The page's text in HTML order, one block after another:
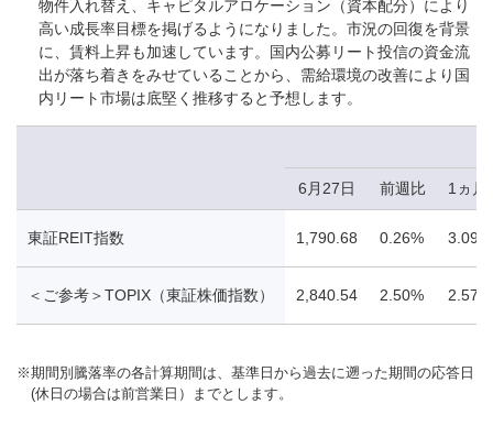
物件入れ替え、キャピタルアロケーション（資本配分）により
高い成長率目標を掲げるようになりました。市況の回復を背景
に、賃料上昇も加速しています。国内公募リート投信の資金流
出が落ち着きをみせていることから、需給環境の改善により国
内リート市場は底堅く推移すると予想します。
6月27日 前週比 1ヵ月
東証REIT指数 1,790.68 0.26% 3.09%
＜ご参考＞TOPIX（東証株価指数） 2,840.54 2.50% 2.57%
※期間別騰落率の各計算期間は、基準日から過去に遡った期間の応答日
(休日の場合は前営業日）までとします。